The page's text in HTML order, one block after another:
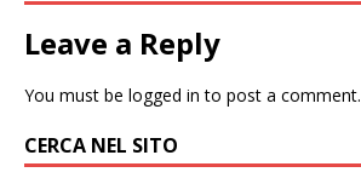
Leave a Reply
You must be logged in to post a comment.
CERCA NEL SITO